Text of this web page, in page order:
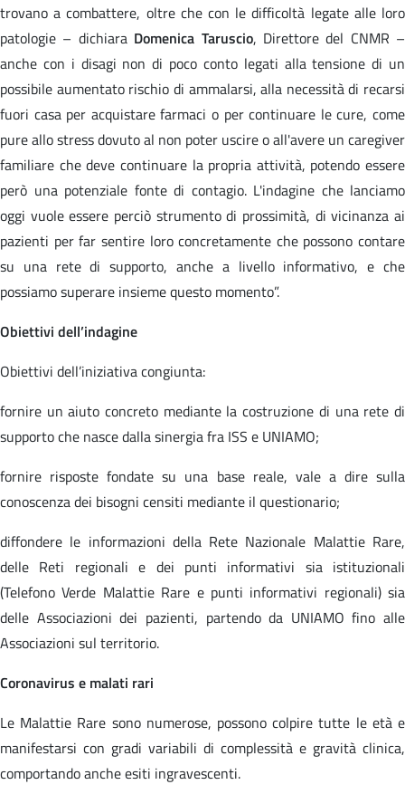
trovano a combattere, oltre che con le difficoltà legate alle loro
patologie – dichiara Domenica Taruscio, Direttore del CNMR –
anche con i disagi non di poco conto legati alla tensione di un
possibile aumentato rischio di ammalarsi, alla necessità di recarsi
fuori casa per acquistare farmaci o per continuare le cure, come
pure allo stress dovuto al non poter uscire o all'avere un caregiver
familiare che deve continuare la propria attività, potendo essere
però una potenziale fonte di contagio. L'indagine che lanciamo
oggi vuole essere perciò strumento di prossimità, di vicinanza ai
pazienti per far sentire loro concretamente che possono contare
su una rete di supporto, anche a livello informativo, e che
possiamo superare insieme questo momento”.
Obiettivi dell’indagine
Obiettivi dell’iniziativa congiunta:
fornire un aiuto concreto mediante la costruzione di una rete di
supporto che nasce dalla sinergia fra ISS e UNIAMO;
fornire risposte fondate su una base reale, vale a dire sulla
conoscenza dei bisogni censiti mediante il questionario;
diffondere le informazioni della Rete Nazionale Malattie Rare,
delle Reti regionali e dei punti informativi sia istituzionali
(Telefono Verde Malattie Rare e punti informativi regionali) sia
delle Associazioni dei pazienti, partendo da UNIAMO fino alle
Associazioni sul territorio.
Coronavirus e malati rari
Le Malattie Rare sono numerose, possono colpire tutte le età e
manifestarsi con gradi variabili di complessità e gravità clinica,
comportando anche esiti ingravescenti.